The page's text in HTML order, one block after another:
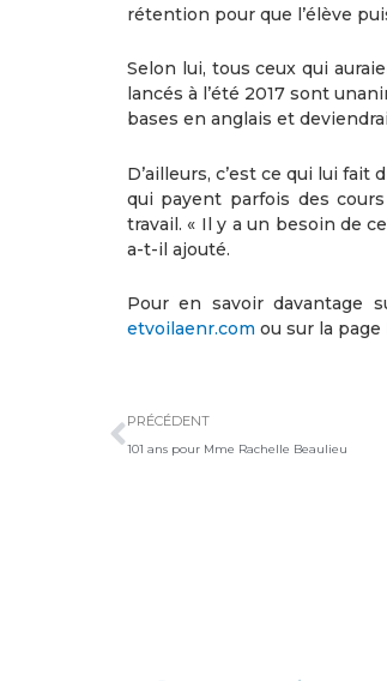
rétention pour que l’élève
Selon lui, tous ceux qui
lancés à l’été 2017 sont
bases en anglais et
D’ailleurs, c’est ce qui lui
qui payent parfois des
travail. « Il y a un besoin de
a-t-il ajouté.
Pour en savoir davantage
etvoilaenr.com ou sur la page
PRÉCÉDENT
101 ans pour Mme Rachelle Beaulieu